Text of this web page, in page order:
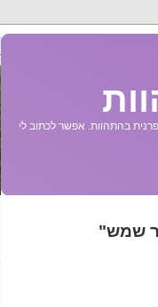
בהתהוות. אפשר לכתוב לי
שמש"